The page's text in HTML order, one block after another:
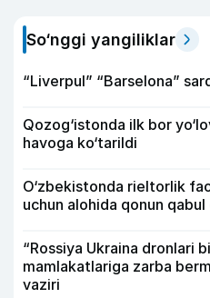
So‘nggi yangiliklar
“Liverpul” “Barselona”
Qozog‘istonda ilk bor
havoga ko‘tarildi
O‘zbekistonda rieltorlik
uchun alohida qonun qabul
“Rossiya Ukraina dronlari
mamlakatlariga zarba
vaziri